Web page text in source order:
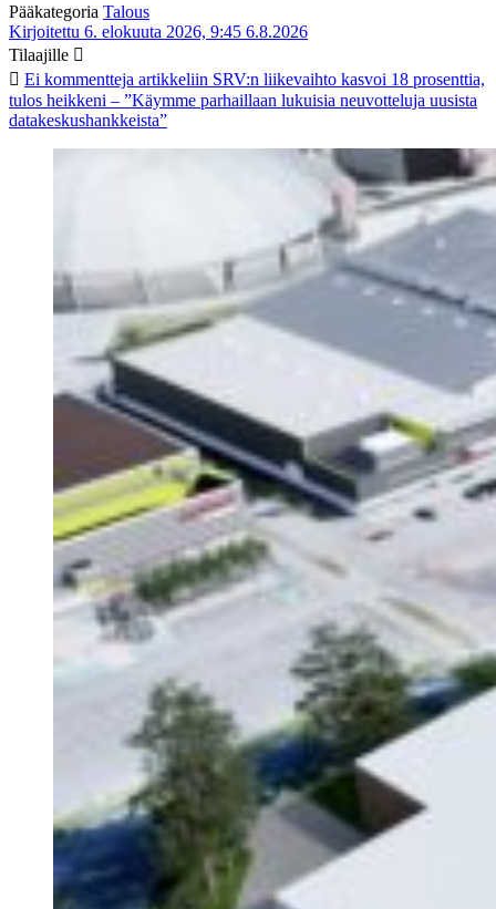
Pääkategoria Talous
Kirjoitettu 6. elokuuta 2026, 9:45 6.8.2026
Tilaajille
Ei kommentteja artikkeliin SRV:n liikevaihto kasvoi 18 prosenttia,
tulos heikkeni – ”Käymme parhaillaan lukuisia neuvotteluja uusista
datakeskushankkeista”